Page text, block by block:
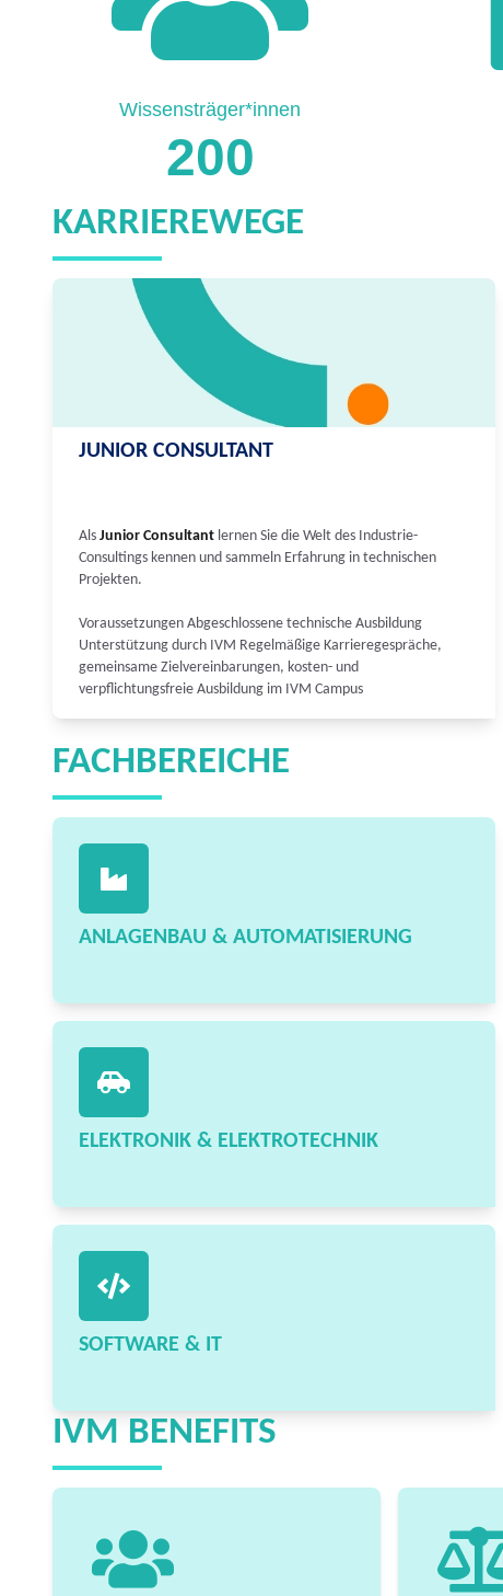
200
Wissensträger*innen
KARRIEREWEGE
JUNIOR CONSULTANT
Als Junior Consultant lernen Sie die Welt des Industrie-
Consultings kennen und sammeln Erfahrung in technischen
Projekten.
Voraussetzungen Abgeschlossene technische Ausbildung
Unterstützung durch IVM Regelmäßige Karrieregespräche,
gemeinsame Zielvereinbarungen, kosten- und
verpflichtungsfreie Ausbildung im IVM Campus
FACHBEREICHE
ANLAGENBAU & AUTOMATISIERUNG
ELEKTRONIK & ELEKTROTECHNIK
SOFTWARE & IT
IVM BENEFITS